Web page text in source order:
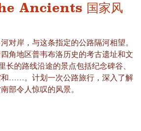
Ancients 国家风
对岸，与这条指定的公路隔河相望。
角地区普韦布洛历史的考古遗址和文
长的路线沿途的景点包括纪念碑谷、
和……。计划一次公路旅行，深入了解
部令人惊叹的风景。